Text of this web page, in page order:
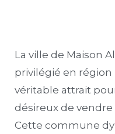
La ville de Maison
privilégié en
véritable attrait
désireux de
Cette commune